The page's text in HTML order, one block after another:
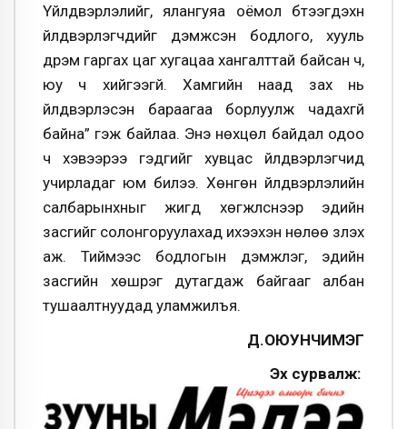
Үйлдвэрлэлийг, ялангуяа оёмол бүтээгдэхүүн
үйлдвэрлэгчдийг дэмжсэн бодлого, хууль
дүрэм гаргах цаг хугацаа хангалттай байсан ч,
юу ч хийгээгүй. Хамгийн наад зах нь
үйлдвэрлэсэн бараагаа борлуулж чадахгүй
байна” гэж байлаа. Энэ нөхцөл байдал одоо
ч хэвээрээ гэдгийг хувцас үйлдвэрлэгчид
учирладаг юм билээ. Хөнгөн үйлдвэрлэлийн
салбарынхныг жигд хөгжүүлснээр эдийн
засгийг солонгоруулахад ихээхэн нөлөө үзүүлэх
аж. Тиймээс бодлогын дэмжлэг, эдийн
засгийн хөшүүрэг дутагдаж байгааг албан
тушаалтнуудад уламжилъя.
Д.ОЮУНЧИМЭГ
Эх сурвалж: